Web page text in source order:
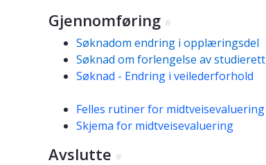
Gjennomføring #
Søknadom endring i opplæringsdel
Søknad om forlengelse av studierett
Søknad - Endring i veilederforhold
Felles rutiner for midtveisevaluering
Skjema for midtveisevaluering
Avslutte #